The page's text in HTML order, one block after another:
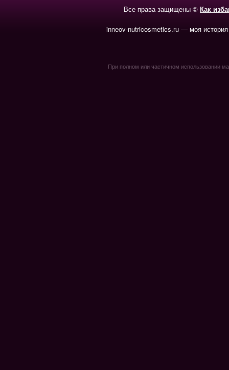
Все права защищены © Как
inneov-nutricosmetics.ru — моя
При полном или частичном использовании